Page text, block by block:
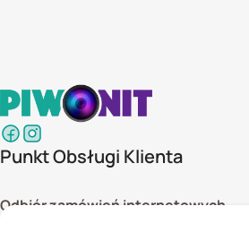
Punkt Obsługi Klienta
Odbiór zamówień internetowych